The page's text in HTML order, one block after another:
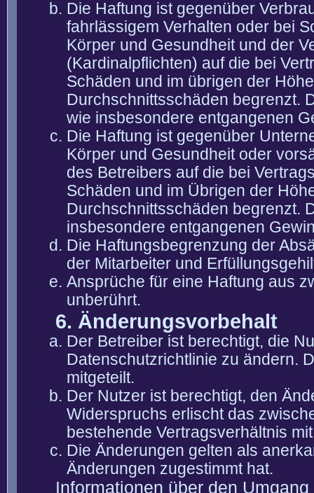
Die Haftung ist gegenüber
fahrlässigem Verhalten oder bei
Körper und Gesundheit und der
(Kardinalpflichten) auf die bei
Schäden und im übrigen der
Durchschnittsschäden begrenzt.
wie insbesondere entgangenen
Die Haftung ist gegenüber
Körper und Gesundheit oder
des Betreibers auf die bei
Schäden und im Übrigen der
Durchschnittsschäden begrenzt.
insbesondere entgangenen
Die Haftungsbegrenzung der
der Mitarbeiter und
Ansprüche für eine Haftung aus
unberührt.
6. Änderungsvorbehalt
Der Betreiber ist berechtigt, die
Datenschutzrichtlinie zu ändern.
mitgeteilt.
Der Nutzer ist berechtigt, den
Widerspruchs erlischt das
bestehende Vertragsverhältnis
Die Änderungen gelten als
Änderungen zugestimmt hat.
Informationen über den